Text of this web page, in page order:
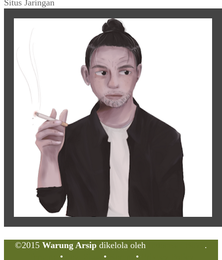
Situs Jaringan
©2015 Warung Arsip dikelola oleh
.
• • •